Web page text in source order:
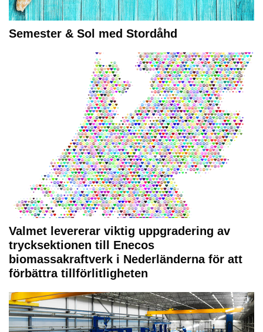
Semester & Sol med Stordåhd
Valmet levererar viktig uppgradering av
trycksektionen till Enecos
biomassakraftverk i Nederländerna för att
förbättra tillförlitligheten